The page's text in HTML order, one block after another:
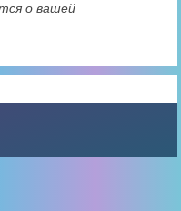
о вашей